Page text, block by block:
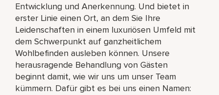
Entwicklung und Anerkennung. Und bietet in
erster Linie einen Ort, an dem Sie Ihre
Leidenschaften in einem luxuriösen Umfeld mit
dem Schwerpunkt auf ganzheitlichem
Wohlbefinden ausleben können. Unsere
herausragende Behandlung von Gästen
beginnt damit, wie wir uns um unser Team
kümmern. Dafür gibt es bei uns einen Namen: